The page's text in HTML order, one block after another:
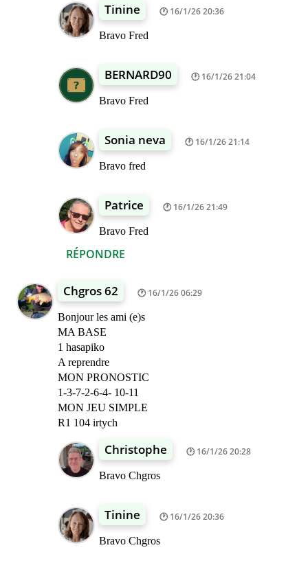
RÉPONDRE
Tinine 16/1/26 20:36
Bravo Fred
BERNARD90 16/1/26 21:04
Bravo Fred
Sonia neva 16/1/26 21:14
Bravo fred
Patrice 16/1/26 21:49
Bravo Fred
Chgros 62 16/1/26 06:29
Bonjour les ami (e)s
MA BASE
1 hasapiko
A reprendre
MON PRONOSTIC
1-3-7-2-6-4- 10-11
MON JEU SIMPLE
R1 104 irtych
Christophe 16/1/26 20:28
Bravo Chgros
Tinine 16/1/26 20:36
Bravo Chgros